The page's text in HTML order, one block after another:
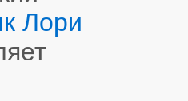
Лори